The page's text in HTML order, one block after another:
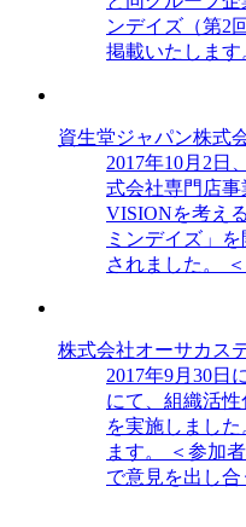
ンデイズ（第2
掲載いたしま
資生堂ジャパン株式
2017年10月2日
式会社専門店
VISIONを考え
ミンデイズ」
されました。
株式会社オーサカス
2017年9月30日
にて、組織活性
を実施しまし
ます。 ＜参加
で意見を出し